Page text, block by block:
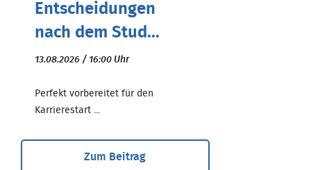
Entscheidungen
nach dem Stud...
13.08.2026 / 16:00 Uhr
Perfekt vorbereitet für den
Karrierestart ...
Zum Beitrag